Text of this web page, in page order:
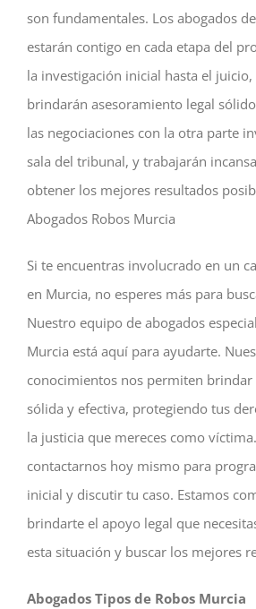
son fundamentales. Los abogados
estarán contigo en cada etapa del
la investigación inicial hasta el juicio,
brindarán asesoramiento legal
las negociaciones con la otra parte
sala del tribunal, y trabajarán
obtener los mejores resultados
Abogados Robos Murcia
Si te encuentras involucrado en un
en Murcia, no esperes más para
Nuestro equipo de abogados
Murcia está aquí para ayudarte.
conocimientos nos permiten brindar
sólida y efectiva, protegiendo tus
la justicia que mereces como
contactarnos hoy mismo para
inicial y discutir tu caso. Estamos
brindarte el apoyo legal que
esta situación y buscar los mejores
Abogados Tipos de Robos Murcia